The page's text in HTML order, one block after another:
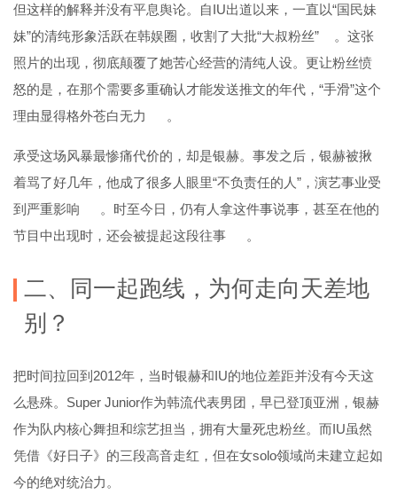
但这样的解释并没有平息舆论。自IU出道以来，一直以“国民妹
妹”的清纯形象活跃在韩娱圈，收割了大批“大叔粉丝”
。这张
照片的出现，彻底颠覆了她苦心经营的清纯人设。更让粉丝愤
怒的是，在那个需要多重确认才能发送推文的年代，“手滑”这个
理由显得格外苍白无力
。
承受这场风暴最惨痛代价的，却是银赫。事发之后，银赫被揪
着骂了好几年，他成了很多人眼里“不负责任的人”，演艺事业受
到严重影响
。时至今日，仍有人拿这件事说事，甚至在他的
节目中出现时，还会被提起这段往事
。
二、同一起跑线，为何走向天差地
别？
把时间拉回到2012年，当时银赫和IU的地位差距并没有今天这
么悬殊。Super Junior作为韩流代表男团，早已登顶亚洲，银赫
作为队内核心舞担和综艺担当，拥有大量死忠粉丝。而IU虽然
凭借《好日子》的三段高音走红，但在女solo领域尚未建立起如
今的绝对统治力。